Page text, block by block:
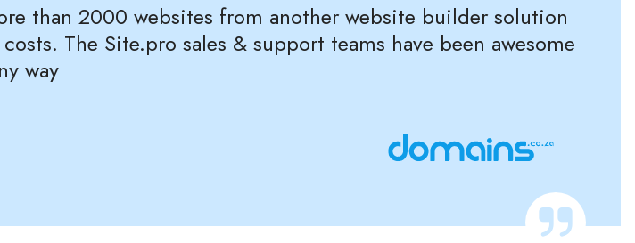
than 2000 websites from another website builder solution
The Site.pro sales & support teams have been awesome
way